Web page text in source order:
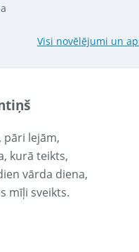
Visi novēlējumi un
pāri lejām,
kurā teikts,
vārda diena,
mīļi sveikts.